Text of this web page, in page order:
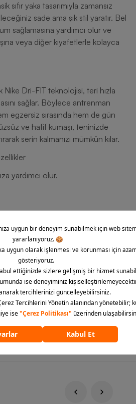
yaka tasarımıyla zamansız
sade ama şık stil yaratır. Bel
sağlamasına yardımcı olur ve
veya diğer kıyafetlerle kolayca
Nike Dri-FIT teknolojisi, teri hızla
sağlar. Böylece antrenman
egzersiz sırasında hem de gün
ve hafif kumaşı, teninizde
serin kalmanızı mümkün kılar.
yardımcı olur.
katar.
araya getirir.
salonundan günlük yaşama kadar her
hafif ve nefes alabilen
parçadır. Siz de Nike kadın
rahatlık ve şıklık katabilirsiniz.